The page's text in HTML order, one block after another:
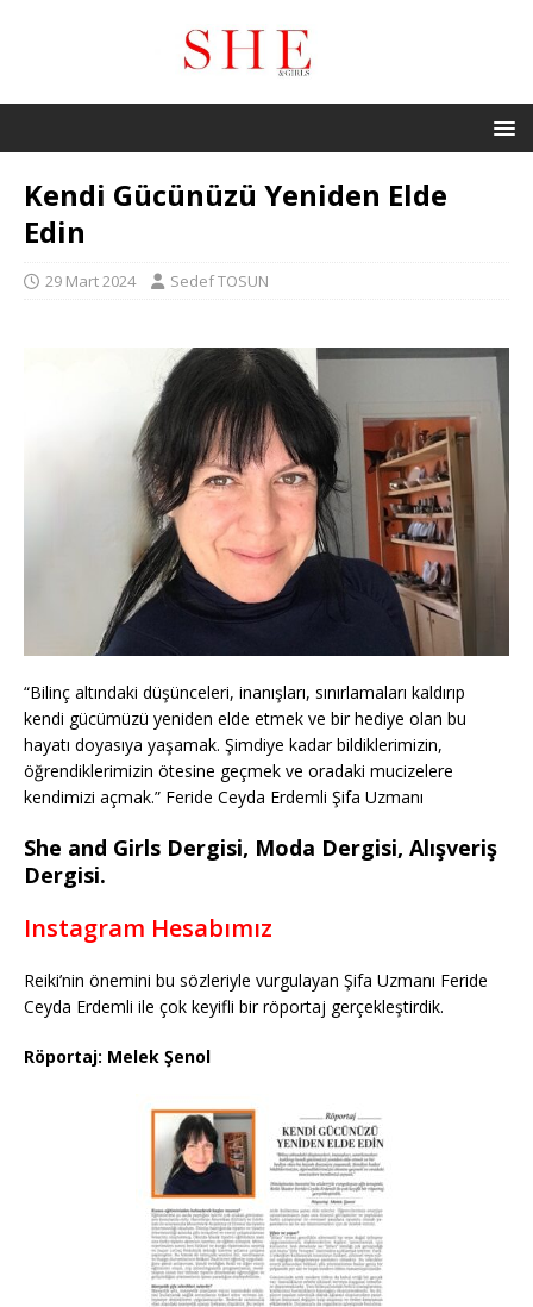
Kendi Gücünüzü Yeniden Elde
Edin
29 Mart 2024 Sedef TOSUN
“Bilinç altındaki düşünceleri, inanışları, sınırlamaları kaldırıp
kendi gücümüzü yeniden elde etmek ve bir hediye olan bu
hayatı doyasıya yaşamak. Şimdiye kadar bildiklerimizin,
öğrendiklerimizin ötesine geçmek ve oradaki mucizelere
kendimizi açmak.” Feride Ceyda Erdemli Şifa Uzmanı
She and Girls Dergisi, Moda Dergisi, Alışveriş
Dergisi.
Instagram Hesabımız
Reiki’nin önemini bu sözleriyle vurgulayan Şifa Uzmanı Feride
Ceyda Erdemli ile çok keyifli bir röportaj gerçekleştirdik.
Röportaj: Melek Şenol